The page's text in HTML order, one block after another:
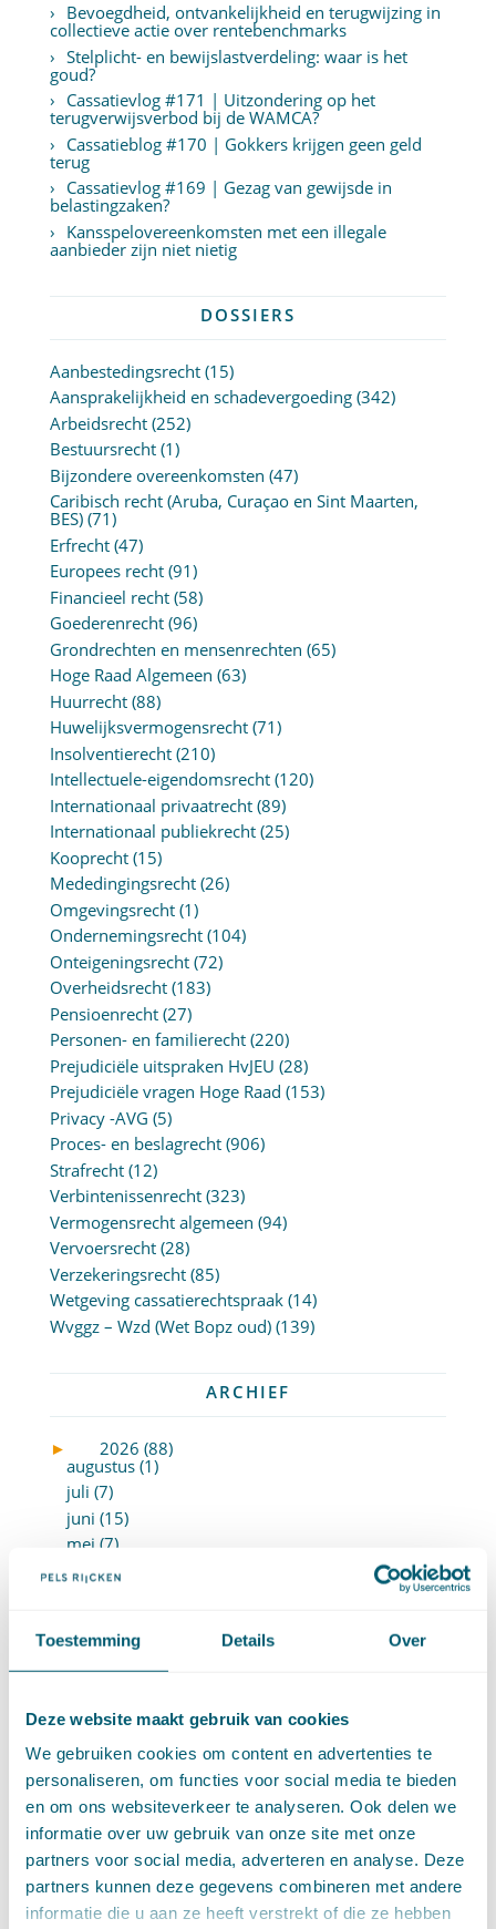
Toestemming Details Over
Deze website maakt gebruik van cookies
We gebruiken cookies om content en advertenties te
personaliseren, om functies voor social media te bieden
en om ons websiteverkeer te analyseren. Ook delen we
informatie over uw gebruik van onze site met onze
partners voor social media, adverteren en analyse. Deze
partners kunnen deze gegevens combineren met andere
informatie die u aan ze heeft verstrekt of die ze hebben
Bevoegdheid, ontvankelijkheid en terugwijzing in
collectieve actie over rentebenchmarks
Stelplicht- en bewijslastverdeling: waar is het
goud?
Cassatievlog #171 | Uitzondering op het
terugverwijsverbod bij de WAMCA?
Cassatieblog #170 | Gokkers krijgen geen geld
terug
Cassatievlog #169 | Gezag van gewijsde in
belastingzaken?
Kansspelovereenkomsten met een illegale
aanbieder zijn niet nietig
DOSSIERS
Aanbestedingsrecht(15)
Aansprakelijkheid en schadevergoeding(342)
Arbeidsrecht(252)
Bestuursrecht(1)
Bijzondere overeenkomsten (47)
Caribisch recht (Aruba, Curaçao en Sint Maarten,
BES)(71)
Erfrecht(47)
Europees recht(91)
Financieel recht(58)
Goederenrecht(96)
Grondrechten en mensenrechten (65)
Hoge Raad Algemeen (63)
Huurrecht(88)
Huwelijksvermogensrecht(71)
Insolventierecht(210)
Intellectuele-eigendomsrecht(120)
Internationaal privaatrecht(89)
Internationaal publiekrecht(25)
Kooprecht(15)
Mededingingsrecht(26)
Omgevingsrecht(1)
Ondernemingsrecht(104)
Onteigeningsrecht(72)
Overheidsrecht(183)
Pensioenrecht(27)
Personen- en familierecht(220)
Prejudiciële uitspraken HvJEU (28)
Prejudiciële vragen Hoge Raad (153)
Privacy -AVG (5)
Proces- en beslagrecht(906)
Strafrecht(12)
Verbintenissenrecht(323)
Vermogensrecht algemeen (94)
Vervoersrecht(28)
Verzekeringsrecht(85)
Wetgeving cassatierechtspraak(14)
Wvggz – Wzd (Wet Bopz oud)(139)
ARCHIEF
►
2026 (88)
augustus (1)
juli (7)
juni (15)
mei (7)
april (11)
januari (14)
►
2025 (153)
november (15)
oktober (15)
september (8)
augustus (6)
juli (14)
april (15)